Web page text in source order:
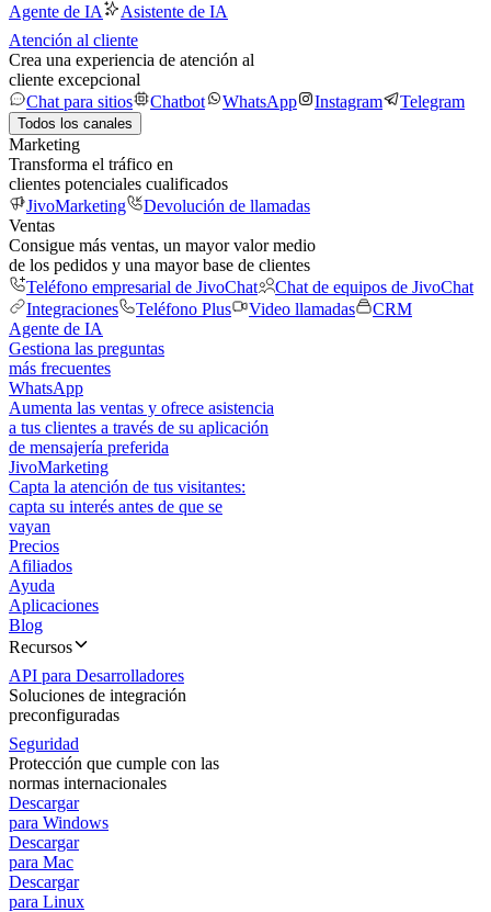
Agente de IA
Asistente de IA
Atención al cliente
Crea una experiencia de atención al
cliente excepcional
Chat para sitios
Chatbot WhatsApp Instagram Telegram
Todos los canales
Marketing
Transforma el tráfico en
clientes potenciales cualificados
JivoMarketing
Devolución de llamadas
Ventas
Consigue más ventas, un mayor valor medio
de los pedidos y una mayor base de clientes
Teléfono empresarial de JivoChat
Chat de equipos de JivoChat
Integraciones
Teléfono Plus Video llamadas
CRM
Agente de IA
Gestiona las preguntas
más frecuentes
WhatsApp
Aumenta las ventas y ofrece asistencia
a tus clientes a través de su aplicación
de mensajería preferida
JivoMarketing
Capta la atención de tus visitantes:
capta su interés antes de que se
vayan
Precios
Afiliados
Ayuda
Aplicaciones
Blog
Recursos
API para Desarrolladores
Soluciones de integración
preconfiguradas
Seguridad
Protección que cumple con las
normas internacionales
Descargar
para Windows
Descargar
para Mac
Descargar
para Linux